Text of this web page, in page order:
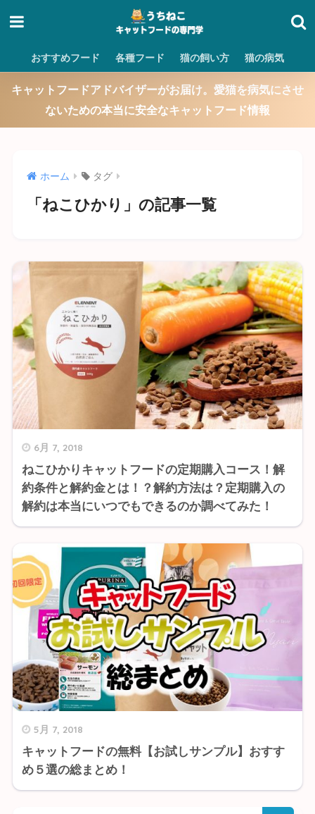
おすすめフード 各種フード 猫の飼い方 猫の病気
キャットフードアドバイザーがお届け。愛猫を病気にさせ
ないための本当に安全なキャットフード情報
ホーム タグ
「ねこひかり」の記事一覧
6月 7, 2018
ねこひかりキャットフードの定期購入コース！解
約条件と解約金とは！？解約方法は？定期購入の
解約は本当にいつでもできるのか調べてみた！
5月 7, 2018
キャットフードの無料【お試しサンプル】おすす
め５選の総まとめ！